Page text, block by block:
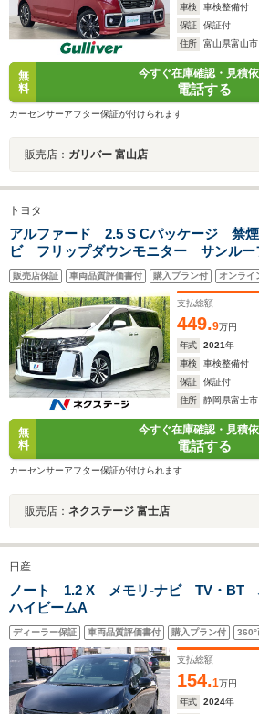
車検
車検整備付
保証
保証付
住所
富山県富山市
無
料
今すぐ在庫確認・見積
電話する
カーセンサーアフター保証が付けられます
販売店： ガリバー 富山店
トヨタ
アルファード 2.5 S Cパッケージ 禁
ビ フリップダウンモニター サンル
センス レーダークルーズ シートヒー
ーション ETC ドラレコ メモリーパ
ットマンシート LEDヘッド
販売店保証 車両品質評価書付 購入プラン付 オンライ
支払総額
449.9万円
年式
2021年
車検
車検整備付
保証
保証付
住所
静岡県富士市
無
料
今すぐ在庫確認・見積
電話する
カーセンサーアフター保証が付けられます
販売店： ネクステージ 富士店
日産
ノート 1.2 X メモリ-ナビ TV・BT
ハイビームA
ディーラー保証 車両品質評価書付 購入プラン付 360°
支払総額
154.1万円
年式
2024年